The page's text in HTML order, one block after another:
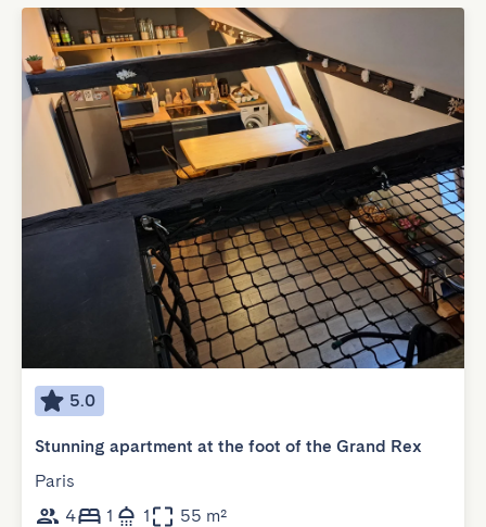
5.0
Stunning apartment at the foot of the Grand Rex
Paris
4
1 1 55 m²